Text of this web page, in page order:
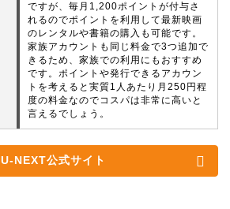
ですが、毎月1,200ポイントが付与さ
れるのでポイントを利用して最新映画
のレンタルや書籍の購入も可能です。
家族アカウントも同じ料金で3つ追加で
きるため、家族での利用にもおすすめ
です。ポイントや発行できるアカウン
トを考えると実質1人あたり月250円程
度の料金なのでコスパは非常に高いと
言えるでしょう。
U-NEXT公式サイト